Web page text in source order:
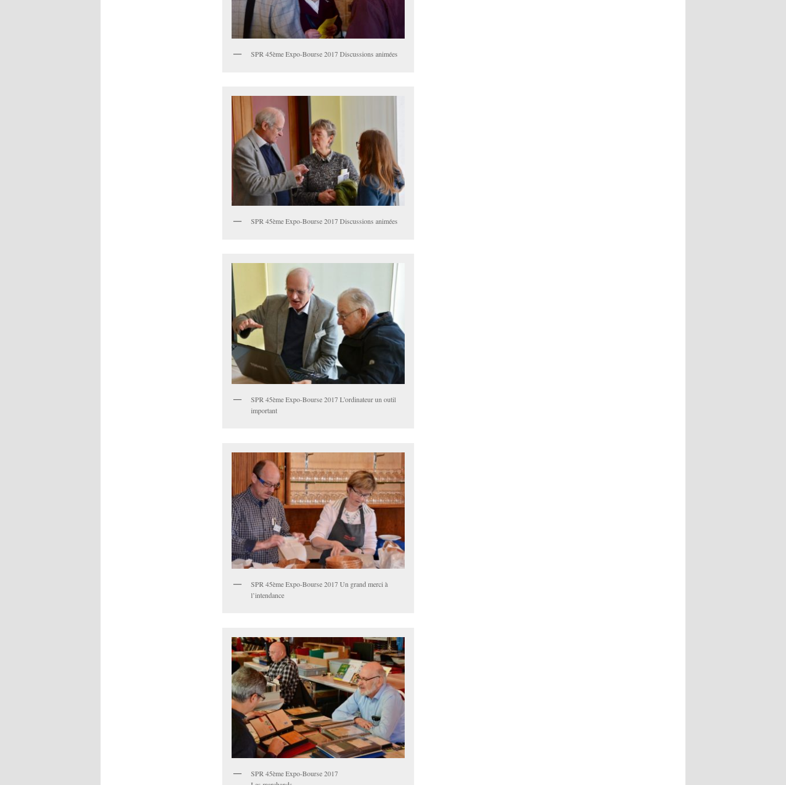
SPR 45ème Expo-Bourse 2017 Discussions animées
SPR 45ème Expo-Bourse 2017 Discussions animées
SPR 45ème Expo-Bourse 2017 L’ordinateur un outil
important
SPR 45ème Expo-Bourse 2017 Un grand merci à
l’intendance
SPR 45ème Expo-Bourse 2017